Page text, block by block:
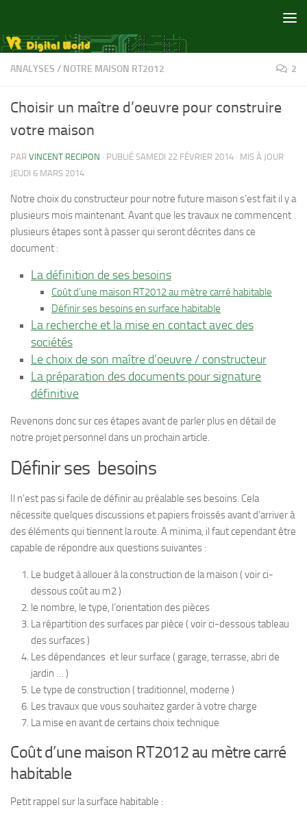
ANALYSES / NOTRE MAISON RT2012 2
Choisir un maître d’oeuvre pour construire
votre maison
PAR VINCENT RECIPON · PUBLIÉ SAMEDI 22 FÉVRIER 2014 · MIS À JOUR
JEUDI 6 MARS 2014
Notre choix du constructeur pour notre future maison s’est fait il y a
plusieurs mois maintenant. Avant que les travaux ne commencent
plusieurs étapes sont à passer qui seront décrites dans ce
document :
La définition de ses besoins
Coût d’une maison RT2012 au mètre carré habitable
Définir ses besoins en surface habitable
La recherche et la mise en contact avec des
sociétés
Le choix de son maître d’oeuvre / constructeur
La préparation des documents pour signature
définitive
Revenons donc sur ces étapes avant de parler plus en détail de
notre projet personnel dans un prochain article.
Définir ses besoins
Il n’est pas si facile de définir au préalable ses besoins. Cela
nécessite quelques discussions et papiers froissés avant d’arriver à
des éléments qui tiennent la route. A minima, il faut cependant être
capable de répondre aux questions suivantes :
Le budget à allouer à la construction de la maison ( voir ci-
dessous coût au m2 )
le nombre, le type, l’orientation des pièces
La répartition des surfaces par pièce ( voir ci-dessous tableau
des surfaces )
Les dépendances et leur surface ( garage, terrasse, abri de
jardin … )
Le type de construction ( traditionnel, moderne )
Les travaux que vous souhaitez garder à votre charge
La mise en avant de certains choix technique
Coût d’une maison RT2012 au mètre carré
habitable
Petit rappel sur la surface habitable :